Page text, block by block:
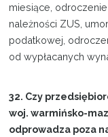
miesiące,
należności ZUS,
podatkowej,
od wypłacanych
32. Czy
woj. warmińsko-
odprowadza poza